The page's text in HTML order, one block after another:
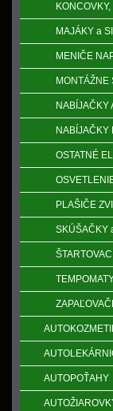
MAJÁKY a
MENIČE
MONTÁŽNE
NABÍJAČKY
NABÍJAČKY
OSTATNÉ
PLAŠIČE
SKÚŠAČKY
AUTOPOŤAHY